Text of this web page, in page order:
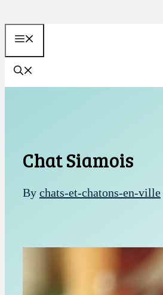
Aller
Chat Siamois
By chats-et-chatons-en-ville